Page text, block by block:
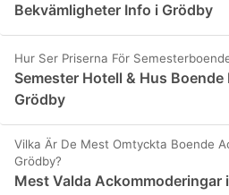
Bekvämligheter Info i Grödby
Hur Ser Priserna För
Semester Hotell & Hus
Grödby
Vilka Är De Mest Omtyckta Boende
Grödby?
Mest Valda Ackommoderingar